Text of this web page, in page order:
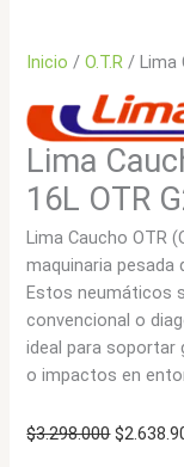
Inicio /O.T.R / Lima
Lima
16L OTR
Lima Caucho OTR
maquinaria pesada
Estos neumáticos
convencional o
ideal para
o impactos en
$3.298.000El
$